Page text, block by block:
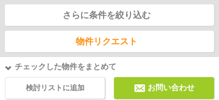
さらに条件を絞り込む
物件リクエスト
チェックした物件をまとめて
検討リストに追加 お問い合わせ